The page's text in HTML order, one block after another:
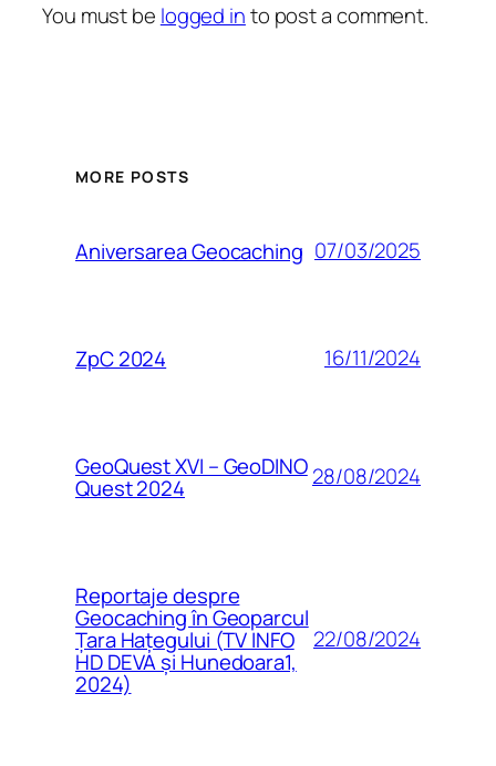
You must be logged into post a comment.
MORE POSTS
Aniversarea Geocaching 07/03/2025
ZpC 2024 16/11/2024
GeoQuest XVI – GeoDINO
Quest 2024 28/08/2024
Reportaje despre
Geocaching în Geoparcul
Țara Hațegului (TV INFO
HD DEVA și Hunedoara1,
2024)
22/08/2024